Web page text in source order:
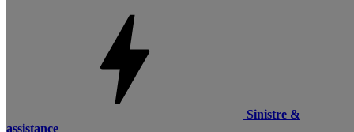
Sinistre &
assistance